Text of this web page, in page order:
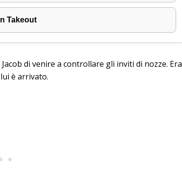
Takeout
di venire a controllare gli inviti di nozze. Era
è arrivato.